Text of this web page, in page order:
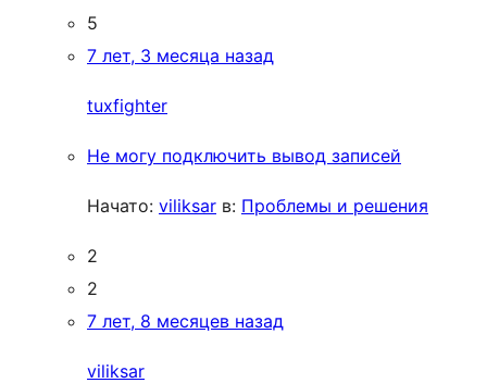
5
7 лет, 3 месяца назад
tuxfighter
Не могу подключить вывод записей
Начато: viliksar в: Проблемы и решения
2
2
7 лет, 8 месяцев назад
viliksar